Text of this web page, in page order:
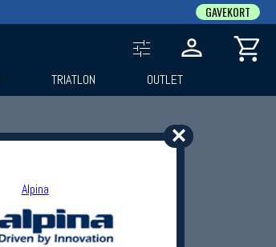
✕
Alpina
GAVEKORT
TRIATLON OUTLET